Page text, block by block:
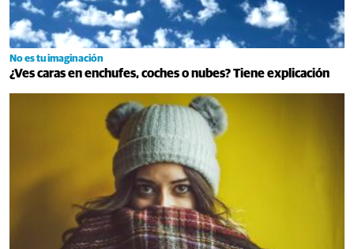
No es tu imaginación
¿Ves caras en enchufes, coches o nubes? Tiene explicación